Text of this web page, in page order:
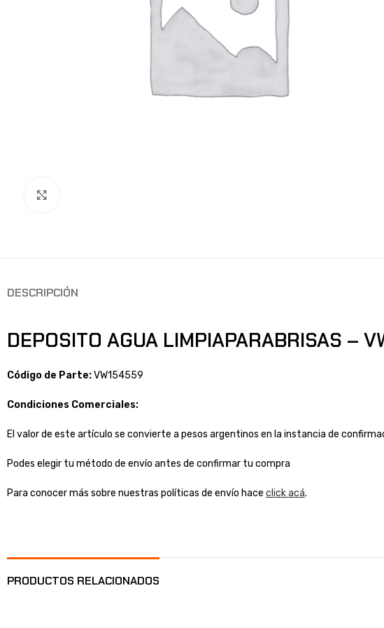
DESCRIPCIÓN
DEPOSITO AGUA LIMPIAPARABRISAS –
Código de Parte:VW154559
Condiciones Comerciales:
El valor de este artículo se convierte a pesos argentinos en la instancia de
Podes elegir tu método de envío antes de confirmar tu compra
Para conocer más sobre nuestras políticas de envío hace click acá.
PRODUCTOS RELACIONADOS